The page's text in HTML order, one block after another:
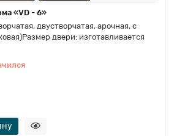
«VD - 6»
двустворчатая, арочная, с
двери: изготавливается